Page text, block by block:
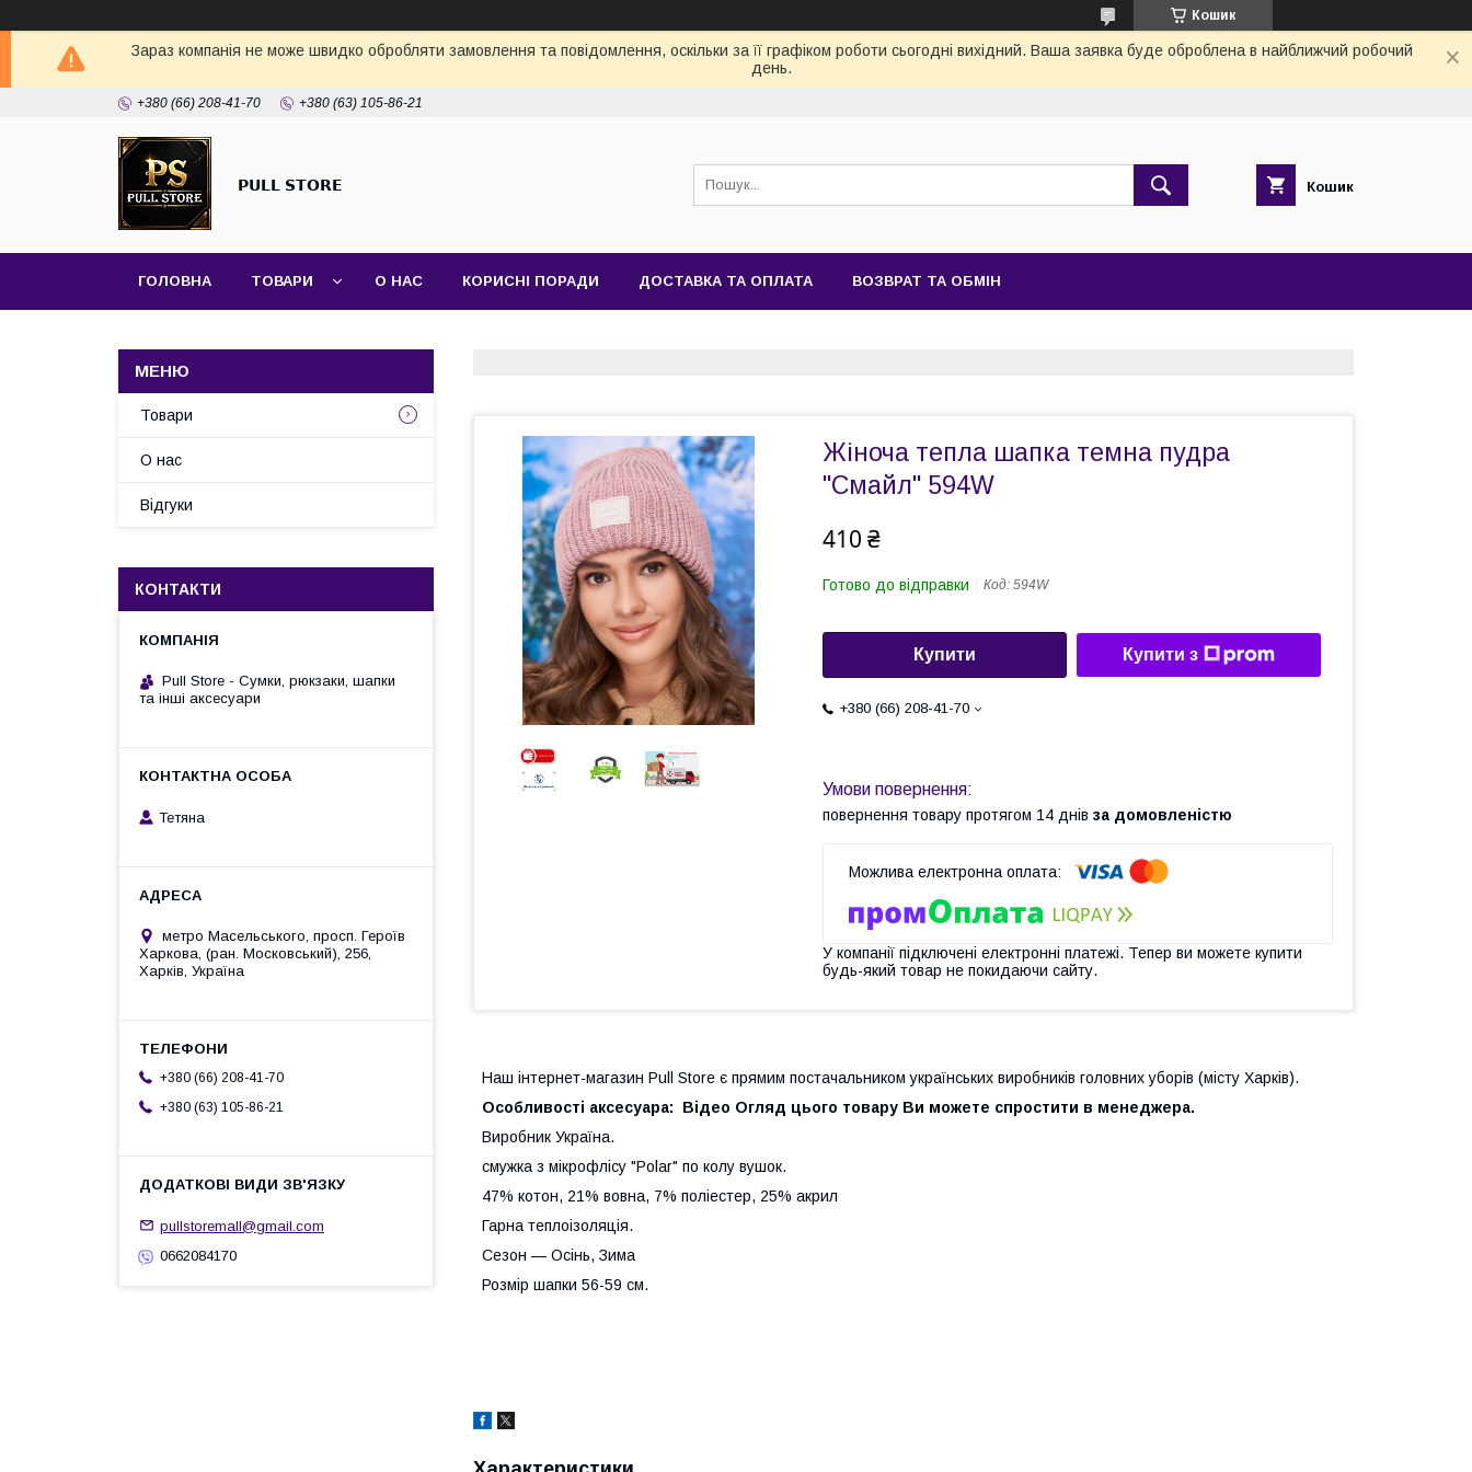
Кошик
Зараз компанія не може швидко обробляти замовлення та повідомлення, оскільки за її графіком роботи сьогодні вихідний. Ваша заявка буде оброблена в найближчий робочий
день.
+380 (66) 208-41-70 +380 (63) 105-86-21
𝗣𝗨𝗟𝗟 𝗦𝗧𝗢𝗥𝗘 Кошик
ГОЛОВНА ТОВАРИ О НАС КОРИСНІ ПОРАДИ ДОСТАВКА ТА ОПЛАТА ВОЗВРАТ ТА ОБМІН
Жіноча тепла шапка темна пудра
"Смайл" 594W
410 ₴
Готово до відправки Код: 594W
Купити Купити з
+380 (66) 208-41-70
повернення товару протягом 14 днів за домовленістю
У компанії підключені електронні платежі. Тепер ви можете купити
будь-який товар не покидаючи сайту.
Наш інтернет-магазин Pull Store є прямим постачальником українських виробників головних уборів (місту Харків).
Особливості аксесуара: Відео Огляд цього товару Ви можете спростити в менеджера.
Виробник Україна.
смужка з мікрофлісу "Polar" по колу вушок.
47% котон, 21% вовна, 7% поліестер, 25% акрил
Гарна теплоізоляція.
Сезон — Осінь, Зима
Розмір шапки 56-59 см.
Товари
О нас
Відгуки
КОНТАКТИ
Pull Store - Cумки, рюкзаки, шапки
та інші аксесуари
Тетяна
метро Масельського, просп. Героїв
Харкова, (ран. Московський), 256,
Харків, Україна
+380 (66) 208-41-70
+380 (63) 105-86-21
pullstoremall@gmail.com
0662084170